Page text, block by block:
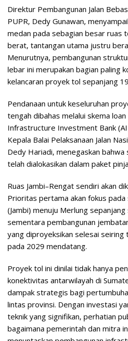
Direktur Pembangunan Jalan
PUPR, Dedy Gunawan,
medan pada sebagian besar ruas
berat, tantangan utama justru
Menurutnya, pembangunan
lebar ini merupakan bagian paling
kelancaran proyek tol sepanjang
Pendanaan untuk keseluruhan
tengah dibahas melalui skema
Infrastructure Investment Bank
Kepala Balai Pelaksanaan Jalan
Dedy Hariadi, menegaskan
telah dialokasikan dalam paket
Ruas Jambi–Rengat sendiri akan
Prioritas pertama akan fokus pada
(Jambi) menuju Merlung
sementara pembangunan
yang diproyeksikan selesai
pada 2029 mendatang.
Proyek tol ini dinilai tidak hanya
konektivitas antarwilayah di
dampak strategis bagi
lintas provinsi. Dengan investasi
teknik yang signifikan, perhatian
bagaimana pemerintah dan mitra